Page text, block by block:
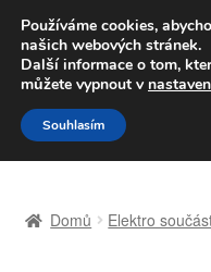
Volejte po-
Přeskočit
na
navigaci
Přejít
k
obsahu
Celosvětová doprava
Domů Elektro
Používáme cookies,
našich webových stránek.
Další informace o tom,
můžete vypnout v
Souhlasím